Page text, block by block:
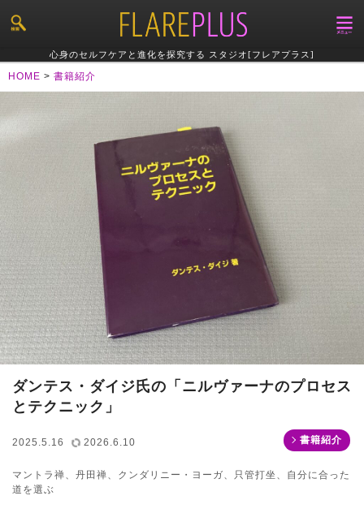
心身のセルフケアと進化を探究する スタジオ[フレアプラス]
HOME > 書籍紹介
ダンテス・ダイジ氏の「ニルヴァーナのプロセス
とテクニック」
2025.5.16 2026.6.10 書籍紹介
マントラ禅、丹田禅、クンダリニー・ヨーガ、只管打坐、自分に合った
道を選ぶ